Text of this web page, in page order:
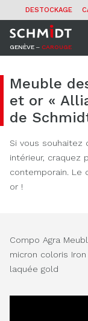
DESTOCKAGE
GENÈVE ‒ CAROUGE
CONTACT
Meuble
et or «
de
Si vous souhaitez
intérieur, craquez
contemporain. Le
or !
Compo Agra
micron coloris
laquée gold